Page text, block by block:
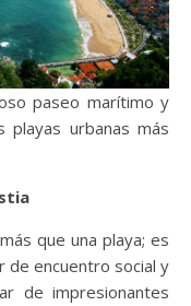
paseo marítimo y
playas urbanas más
que una playa; es
de encuentro social y
de impresionantes